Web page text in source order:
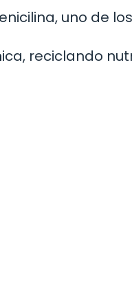
uno de los
reciclando